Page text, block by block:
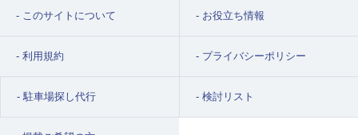
このサイトについて お役立ち情報
利用規約 プライバシーポリシー
駐車場探し代行 検討リスト